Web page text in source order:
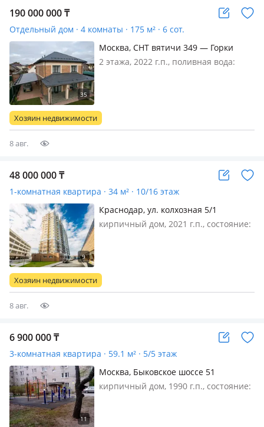
190 000 000₸
Отдельный дом · 4 комнаты · 175 м² · 6 сот.
Москва, СНТ вятичи 349 — Горки
ленинские
2 этажа, 2022 г.п., поливная вода:
тапочки, укомлектован мебелью и
техникойГорки Ленинские, 10 км о…
Хозяин недвижимости
8 авг.
48 000 000₸
1-комнатная квартира · 34 м² · 10/16 этаж
Краснодар, ул. колхозная 5/1
кирпичный дом, 2021 г.п., состояние:
хочет иметь недвижимость в центре
Краснодара! Продаётся студия 3…
Хозяин недвижимости
8 авг.
6 900 000₸
3-комнатная квартира · 59.1 м² · 5/5 этаж
Москва, Быковское шоссе 51
кирпичный дом, 1990 г.п., состояние: